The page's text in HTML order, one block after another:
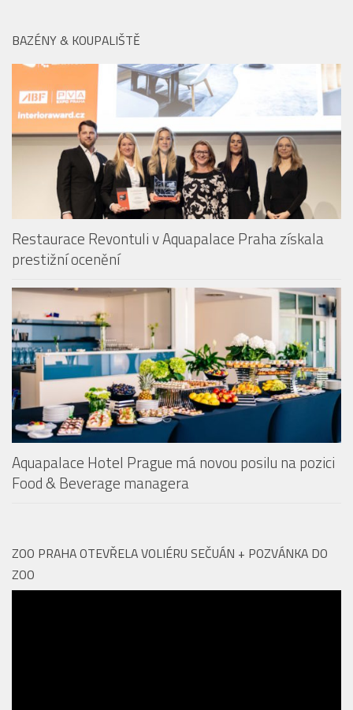
BAZÉNY & KOUPALIŠTĚ
Restaurace Revontuli v Aquapalace Praha získala
prestižní ocenění
Aquapalace Hotel Prague má novou posilu na pozici
Food & Beverage managera
ZOO PRAHA OTEVŘELA VOLIÉRU SEČUÁN + POZVÁNKA DO
ZOO